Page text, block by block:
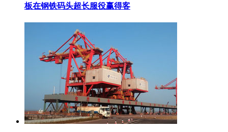
板在钢铁码头超长服役赢得客